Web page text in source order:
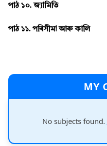
পাঠ ১০. জ্যামিতি
পাঠ ১১. পৰিসীমা আৰু কালি
MY
No subjects found.